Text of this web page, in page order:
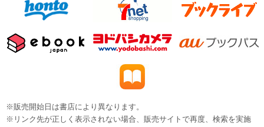
※販売開始日は書店により異なります。
※リンク先が正しく表示されない場合、販売サイトで再度、検索を実施